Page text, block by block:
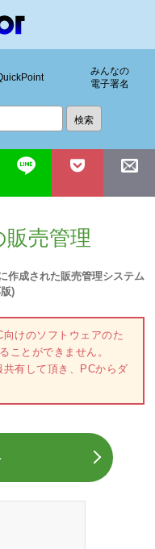
みんなの
電子署名
売管理
作成された販売管理システム
)
けのソフトウェアのた
ことができません。
有して頂き、PCからダ